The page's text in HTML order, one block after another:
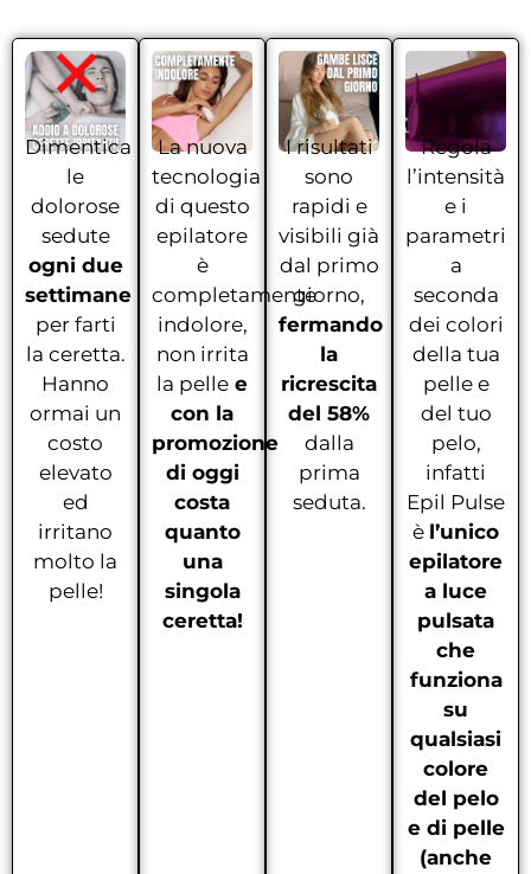
Dimentica
le
dolorose
sedute
ogni due
settimane
per farti
la ceretta.
Hanno
ormai un
costo
elevato
ed
irritano
molto la
pelle!
La nuova
tecnologia
di questo
epilatore
è
completamente
indolore,
non irrita
la pelle e
con la
promozione
di oggi
costa
quanto
una
singola
ceretta!
I risultati
sono
rapidi e
visibili già
dal primo
giorno,
fermando
la
ricrescita
del 58%
dalla
prima
seduta.
Regola
l’intensità
e i
parametri
a
seconda
dei colori
della tua
pelle e
del tuo
pelo,
infatti
Epil Pulse
è l’unico
epilatore
a luce
pulsata
che
funziona
su
qualsiasi
colore
del pelo
e di pelle
(anche